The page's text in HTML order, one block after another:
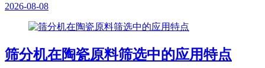
2026-08-08
筛分机在陶瓷原料筛选中的应用特点